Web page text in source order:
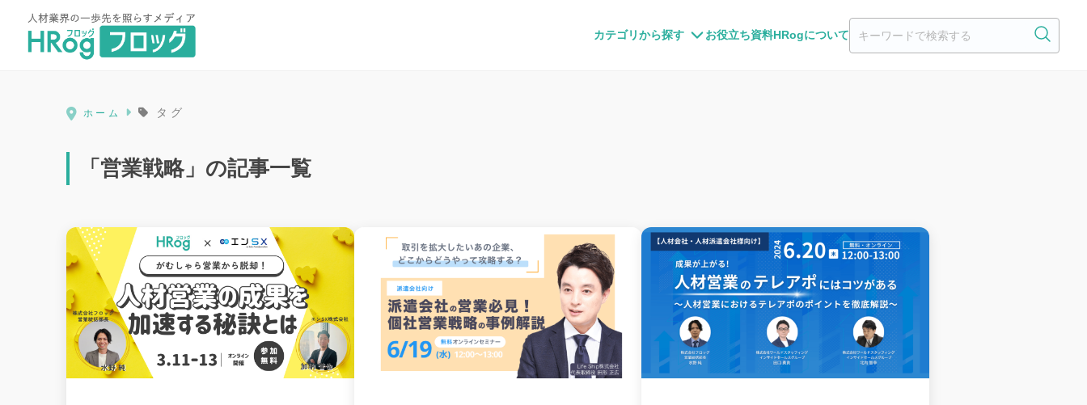
カテゴリから探す お役立ち資料HRogについて
HRog | 人材業界の一歩先を照らすメディア
ホーム タグ
「営業戦略」の記事一覧